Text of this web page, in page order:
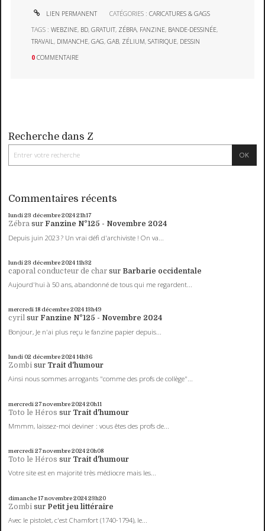
LIEN PERMANENT CATÉGORIES :CARICATURES & GAGS
TAGS :WEBZINE, BD,GRATUIT, ZÉBRA, FANZINE, BANDE-DESSINÉE,
TRAVAIL, DIMANCHE,GAG,GAB, ZÉLIUM,SATIRIQUE, DESSIN
0 COMMENTAIRE
Recherche dans Z
Commentaires récents
lundi 23 décembre 202421h17
Zébra sur Fanzine N°125 - Novembre 2024
Depuis juin 2023 ? Un vrai défi d'archiviste ! On va...
lundi 23 décembre 202411h32
caporal conducteur de char sur Barbarie occidentale
Aujourd'hui à 50 ans, abandonné de tous qui me regardent...
mercredi 18 décembre 202413h49
cyril sur Fanzine N°125 - Novembre 2024
Bonjour, Je n'ai plus reçu le fanzine papier depuis...
lundi 02 décembre 202414h36
Zombi sur Trait d'humour
Ainsi nous sommes arrogants "comme des profs de collège"...
mercredi 27novembre 202420h11
Toto le Héros sur Trait d'humour
Mmmm, laissez-moi deviner : vous êtes des profs de...
mercredi 27novembre 202420h08
Toto le Héros sur Trait d'humour
Votre site est en majorité très médiocre mais les...
dimanche 17novembre 202423h20
Zombi sur Petit jeu littéraire
Avec le pistolet, c'est Chamfort (1740-1794), le...